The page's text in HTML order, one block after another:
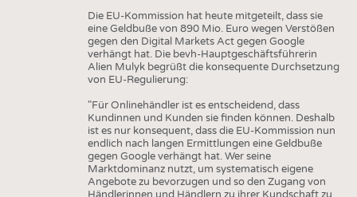
Die EU-Kommission hat heute mitgeteilt, dass sie
eine Geldbuße von 890 Mio. Euro wegen Verstößen
gegen den Digital Markets Act gegen Google
verhängt hat. Die bevh-Hauptgeschäftsführerin
Alien Mulyk begrüßt die konsequente Durchsetzung
von EU-Regulierung:
"Für Onlinehändler ist es entscheidend, dass
Kundinnen und Kunden sie finden können. Deshalb
ist es nur konsequent, dass die EU-Kommission nun
endlich nach langen Ermittlungen eine Geldbuße
gegen Google verhängt hat. Wer seine
Marktdominanz nutzt, um systematisch eigene
Angebote zu bevorzugen und so den Zugang von
Händlerinnen und Händlern zu ihrer Kundschaft zu